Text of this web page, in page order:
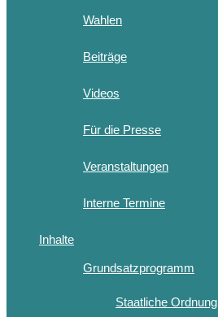
Wahlen
Beiträge
Videos
Für die Presse
Veranstaltungen
Interne Termine
Inhalte
Grundsatzprogramm
Staatliche Ordnung